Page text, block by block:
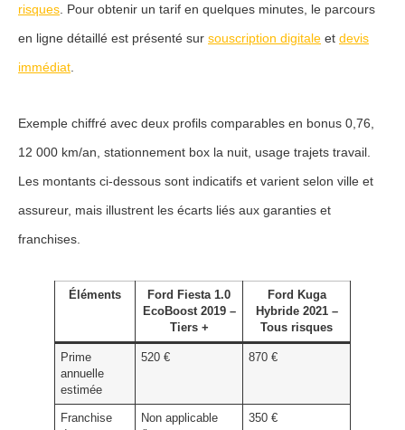
risques . Pour obtenir un tarif en quelques minutes, le parcours
en ligne détaillé est présenté sur souscription digitale et devis
immédiat
Exemple chiffré avec deux profils comparables en bonus 0,76,
12 000 km/an, stationnement box la nuit, usage trajets travail.
Les montants ci-dessous sont indicatifs et varient selon ville et
assureur, mais illustrent les écarts liés aux garanties et
franchises.
Éléments
Ford Fiesta 1.0
EcoBoost 2019 –
Tiers +
Ford Kuga
Hybride 2021 –
Tous risques
Prime
annuelle
estimée
520 € 870 €
Franchise
Non applicable
350 €